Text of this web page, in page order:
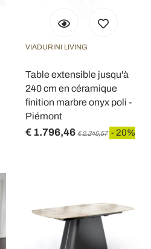
VIADURINI LIVING
Table extensible jusqu'à
240 cm en céramique
finition marbre onyx poli -
Piémont
€ 1.796,46 € 2.245,57 - 20%